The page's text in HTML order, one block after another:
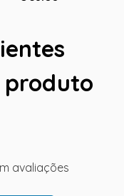
produto
avaliações